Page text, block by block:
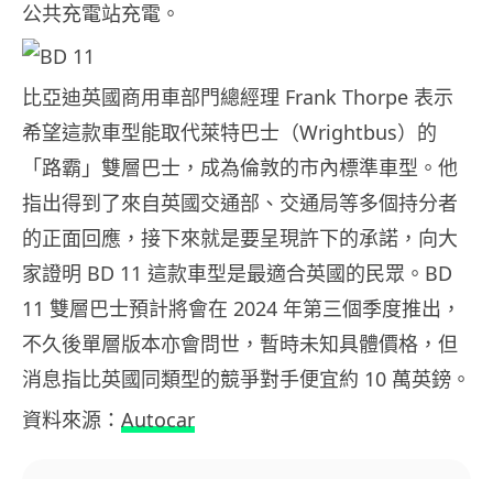
公共充電站充電。
比亞迪英國商用車部門總經理 Frank Thorpe 表示
希望這款車型能取代萊特巴士（Wrightbus）的
「路霸」雙層巴士，成為倫敦的市內標準車型。他
指出得到了來自英國交通部、交通局等多個持分者
的正面回應，接下來就是要呈現許下的承諾，向大
家證明 BD 11 這款車型是最適合英國的民眾。BD
11 雙層巴士預計將會在 2024 年第三個季度推出，
不久後單層版本亦會問世，暫時未知具體價格，但
消息指比英國同類型的競爭對手便宜約 10 萬英鎊。
資料來源： Autocar